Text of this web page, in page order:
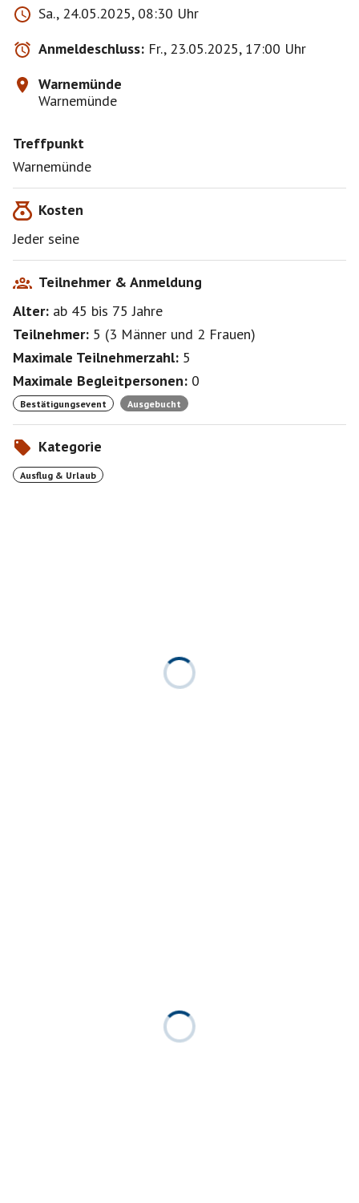
21.10 Uhr Bln.Hbhf GL 4
21.21 Uhr Bln. Südkreuz GL 5
Warnemünde, etwas GOSCH 🦐, bummeln am Alten
Strom, zum Strand, chillen bei Schusters Strandbar 🍹
oder im Neptun, Panoramacafe 😉
Wir hoffen, daß der Himmelswächter gut gelaunt ist
und uns ☀️ sendet!
LG Marion
Sa., 24.05.2025, 08:30 Uhr
Anmeldeschluss: Fr., 23.05.2025, 17:00 Uhr
Warnemünde
Warnemünde
Treffpunkt
Warnemünde
Kosten
Jeder seine
Teilnehmer & Anmeldung
Alter: ab 45 bis 75Jahre
Teilnehmer: 5 (3 Männer und 2 Frauen)
Maximale Teilnehmerzahl: 5
Maximale Begleitpersonen: 0
Bestätigungsevent Ausgebucht
Kategorie
Ausflug & Urlaub